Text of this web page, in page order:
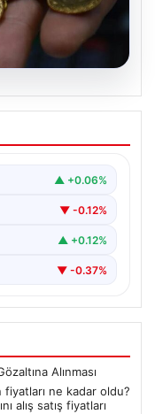
2026: Altın
çeyrek,
▲ +0.06%
▼ -0.12%
▲ +0.12%
▼ -0.37%
Alınması
fiyatları ne kadar oldu?
alış satış fiyatları